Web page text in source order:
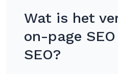
Wat is het
on-page
SEO?